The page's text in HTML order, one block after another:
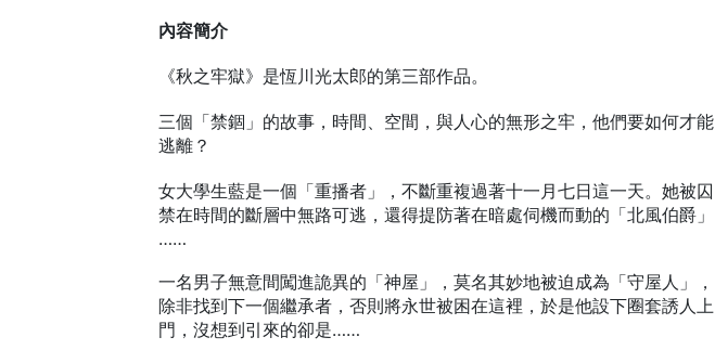
內容簡介
《秋之牢獄》是恆川光太郎的第三部作品。
三個「禁錮」的故事，時間、空間，與人心的無形之牢，他們要如何才能
逃離？
女大學生藍是一個「重播者」，不斷重複過著十一月七日這一天。她被囚
禁在時間的斷層中無路可逃，還得提防著在暗處伺機而動的「北風伯爵」
……
一名男子無意間闖進詭異的「神屋」，莫名其妙地被迫成為「守屋人」，
除非找到下一個繼承者，否則將永世被困在這裡，於是他設下圈套誘人上
門，沒想到引來的卻是……